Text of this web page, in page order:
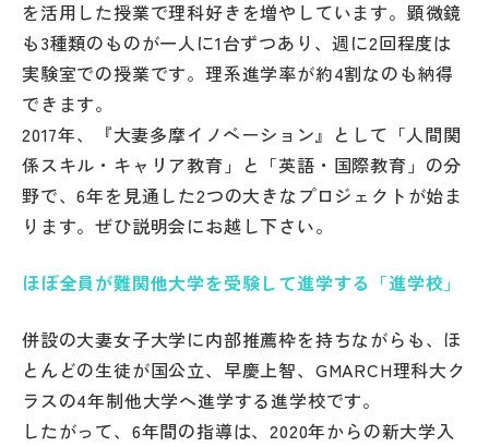
を活用した授業で理科好きを増やしています。顕微鏡
も3種類のものが一人に1台ずつあり、週に2回程度は
実験室での授業です。理系進学率が約4割なのも納得
できます。
2017年、『大妻多摩イノベーション』として「人間関
係スキル・キャリア教育」と「英語・国際教育」の分
野で、6年を見通した2つの大きなプロジェクトが始ま
ります。ぜひ説明会にお越し下さい。
ほぼ全員が難関他大学を受験して進学する「進学校」
併設の大妻女子大学に内部推薦枠を持ちながらも、ほ
とんどの生徒が国公立、早慶上智、GMARCH理科大ク
ラスの4年制他大学へ進学する進学校です。
したがって、6年間の指導は、2020年からの新大学入